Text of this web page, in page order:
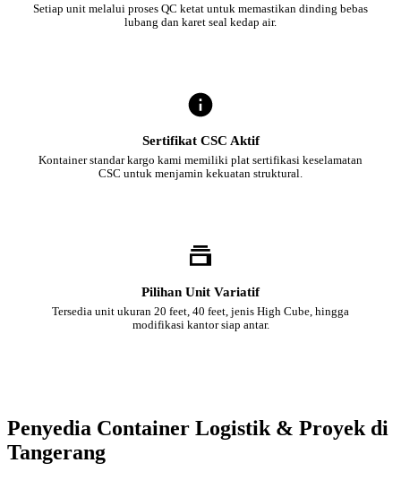
Setiap unit melalui proses QC ketat untuk memastikan dinding bebas
lubang dan karet seal kedap air.
Sertifikat CSC Aktif
Kontainer standar kargo kami memiliki plat sertifikasi keselamatan
CSC untuk menjamin kekuatan struktural.
Pilihan Unit Variatif
Tersedia unit ukuran 20 feet, 40 feet, jenis High Cube, hingga
modifikasi kantor siap antar.
Penyedia Container Logistik & Proyek di
Tangerang